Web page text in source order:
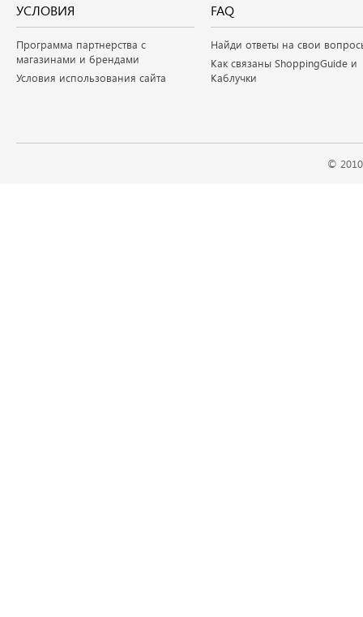
УСЛОВИЯ
Программа партнерства с
магазинами и брендами
Условия использования сайта
FAQ
Найди ответы на свои
Как связаны ShoppingGuide и
Каблучки
©